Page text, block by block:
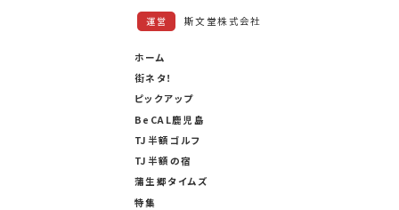
運営 斯文堂株式会社
ホーム
街ネタ！
ピックアップ
BeCAL鹿児島
TJ半額ゴルフ
TJ半額の宿
蒲生郷タイムズ
特集